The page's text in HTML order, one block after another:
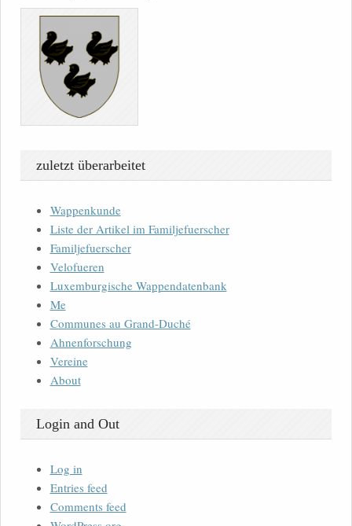
zuletzt überarbeitet
Wappenkunde
Liste der Artikel im Familjefuerscher
Familjefuerscher
Velofueren
Luxemburgische Wappendatenbank
Me
Communes au Grand-Duché
Ahnenforschung
Vereine
About
Login and Out
Log in
Entries feed
Comments feed